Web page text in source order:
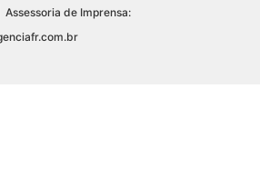
Assessoria de Imprensa: